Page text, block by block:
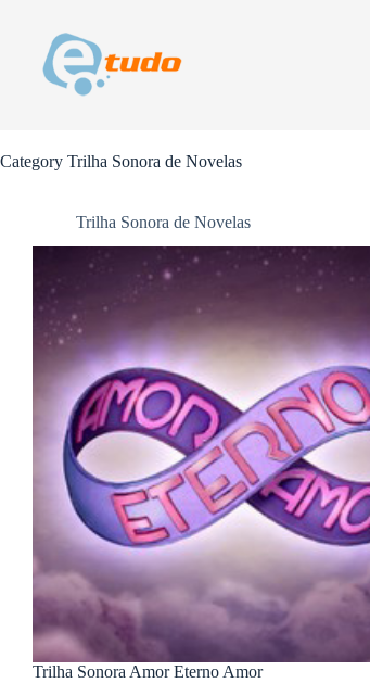
Category Trilha Sonora de Novelas
Trilha Sonora de Novelas
Trilha Sonora Amor Eterno Amor